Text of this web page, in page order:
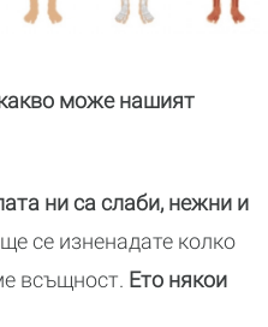
може нашият
ни са слаби, нежни и
се изненадате колко
всъщност. Ето някои